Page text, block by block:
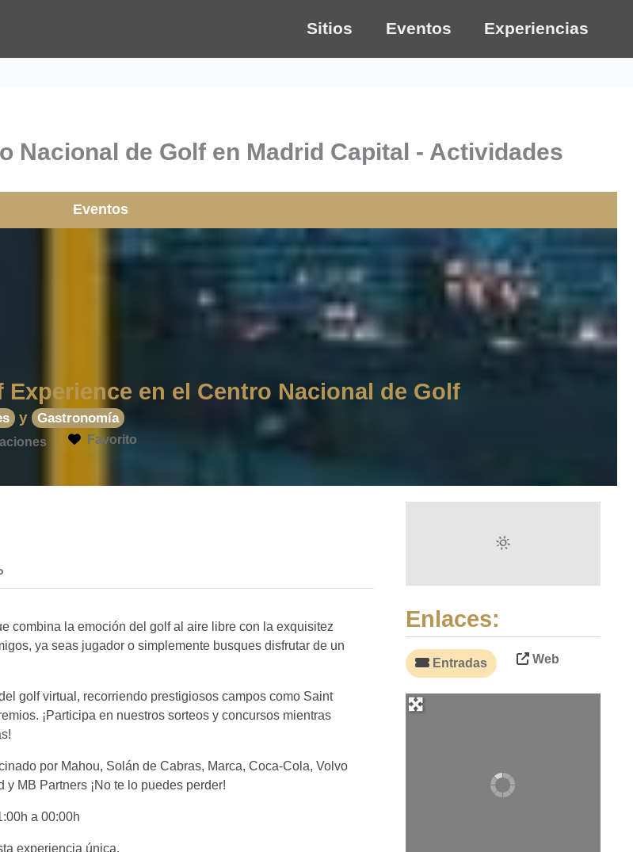
Sitios Eventos Experiencias
Nacional de Golf en Madrid Capital - Actividades
Eventos
Experience en el Centro Nacional de Golf
y Gastronomía
Favorito
combina la emoción del golf al aire libre con la exquisitez
ya seas jugador o simplemente busques disfrutar de un
golf virtual, recorriendo prestigiosos campos como Saint
¡Participa en nuestros sorteos y concursos mientras
por Mahou, Solán de Cabras, Marca, Coca-Cola, Volvo
MB Partners ¡No te lo puedes perder!
a 00:00h
experiencia única.
Enlaces:
Entradas Web